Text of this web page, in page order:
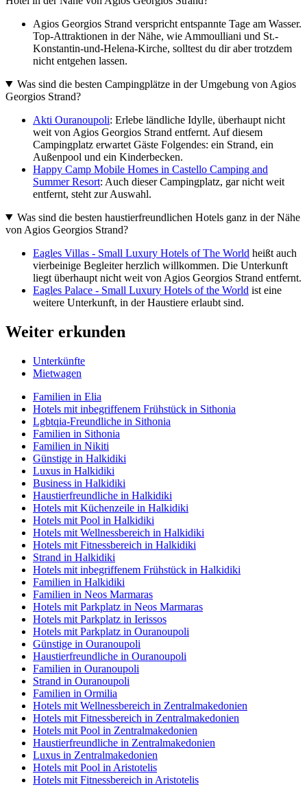
Agios Georgios Strand verspricht entspannte Tage am Wasser.
Top-Attraktionen in der Nähe, wie Ammoulliani und St.-
Konstantin-und-Helena-Kirche, solltest du dir aber trotzdem
nicht entgehen lassen.
Was sind die besten Campingplätze in der Umgebung von Agios
Georgios Strand?
Akti Ouranoupoli: Erlebe ländliche Idylle, überhaupt nicht
weit von Agios Georgios Strand entfernt. Auf diesem
Campingplatz erwartet Gäste Folgendes: ein Strand, ein
Außenpool und ein Kinderbecken.
Happy Camp Mobile Homes in Castello Camping and
Summer Resort: Auch dieser Campingplatz, gar nicht weit
entfernt, steht zur Auswahl.
Was sind die besten haustierfreundlichen Hotels ganz in der Nähe
von Agios Georgios Strand?
Eagles Villas - Small Luxury Hotels of The World heißt auch
vierbeinige Begleiter herzlich willkommen. Die Unterkunft
liegt überhaupt nicht weit von Agios Georgios Strand entfernt.
Eagles Palace - Small Luxury Hotels of the World ist eine
weitere Unterkunft, in der Haustiere erlaubt sind.
Weiter erkunden
Unterkünfte
Mietwagen
Familien in Elia
Hotels mit inbegriffenem Frühstück in Sithonia
Lgbtqia-Freundliche in Sithonia
Familien in Sithonia
Familien in Nikiti
Günstige in Halkidiki
Luxus in Halkidiki
Business in Halkidiki
Haustierfreundliche in Halkidiki
Hotels mit Küchenzeile in Halkidiki
Hotels mit Pool in Halkidiki
Hotels mit Wellnessbereich in Halkidiki
Hotels mit Fitnessbereich in Halkidiki
Strand in Halkidiki
Hotels mit inbegriffenem Frühstück in Halkidiki
Familien in Halkidiki
Familien in Neos Marmaras
Hotels mit Parkplatz in Neos Marmaras
Hotels mit Parkplatz in Ierissos
Hotels mit Parkplatz in Ouranoupoli
Günstige in Ouranoupoli
Haustierfreundliche in Ouranoupoli
Familien in Ouranoupoli
Strand in Ouranoupoli
Familien in Ormilia
Hotels mit Wellnessbereich in Zentralmakedonien
Hotels mit Fitnessbereich in Zentralmakedonien
Hotels mit Pool in Zentralmakedonien
Haustierfreundliche in Zentralmakedonien
Luxus in Zentralmakedonien
Hotels mit Pool in Aristotelis
Hotels mit Fitnessbereich in Aristotelis